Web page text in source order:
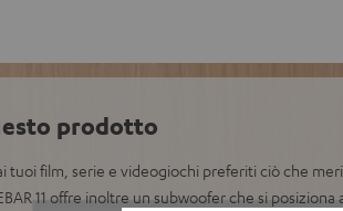
prodotto
tuoi film, serie e videogiochi preferiti ciò che
11 offre inoltre un subwoofer che si posiziona